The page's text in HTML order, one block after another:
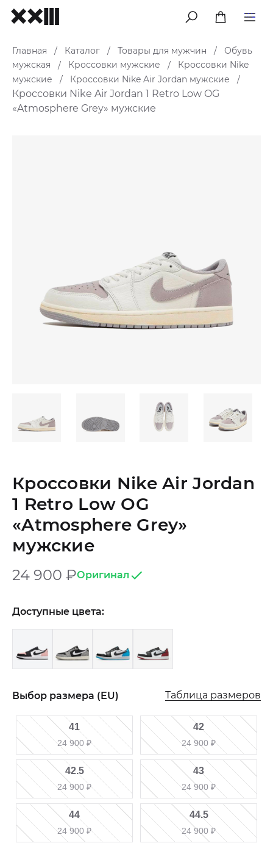
меню
Главная / Каталог / Товары для мужчин /
Обувь
мужская
/ Кроссовки мужские /
Кроссовки Nike
мужские
/ Кроссовки Nike Air Jordan мужские /
Кроссовки Nike Air Jordan 1 Retro Low OG
«Atmosphere Grey» мужские
Кроссовки Nike Air Jordan
1 Retro Low OG
«Atmosphere Grey»
мужские
24 900 ₽Оригинал
Доступные цвета:
Выбор размера (EU) Таблица размеров
41
24 900 ₽
42
24 900 ₽
42.5
24 900 ₽
43
24 900 ₽
44
24 900 ₽
44.5
24 900 ₽